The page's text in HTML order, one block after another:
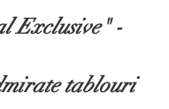
Exclusive" -
tablouri